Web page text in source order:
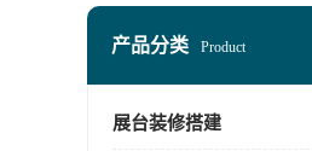
产品分类 Product
展台装修搭建